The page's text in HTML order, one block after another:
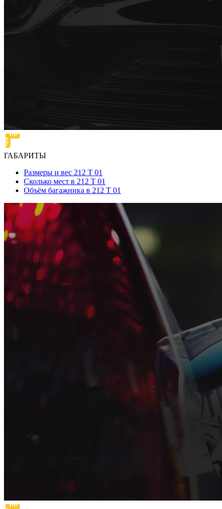
ГАБАРИТЫ
Размеры и вес 212 T 01
Сколько мест в 212 T 01
Объём багажника в 212 T 01